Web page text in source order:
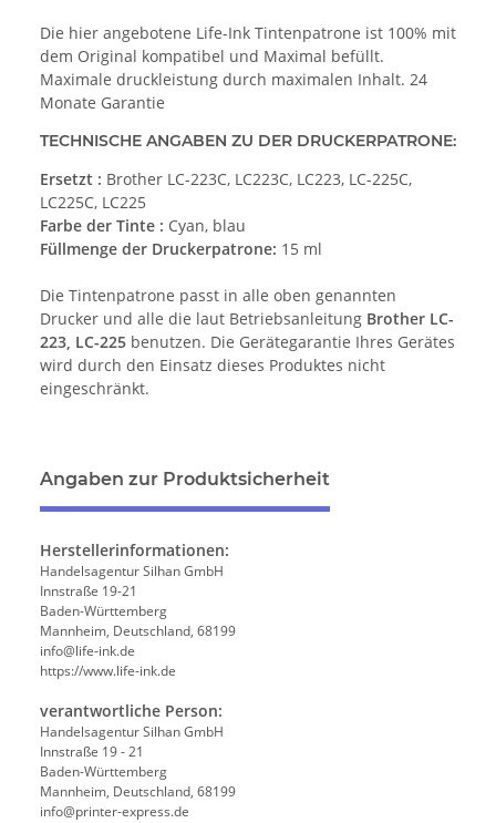
Die hier angebotene Life-Ink Tintenpatrone ist 100% mit
dem Original kompatibel und Maximal befüllt.
Maximale druckleistung durch maximalen Inhalt. 24
Monate Garantie
TECHNISCHE ANGABEN ZU DER DRUCKERPATRONE:
Ersetzt : Brother LC-223C, LC223C, LC223, LC-225C,
LC225C, LC225
Farbe der Tinte : Cyan, blau
Füllmenge der Druckerpatrone: 15 ml
Die Tintenpatrone passt in alle oben genannten
Drucker und alle die laut Betriebsanleitung Brother LC-
223, LC-225 benutzen. Die Gerätegarantie Ihres Gerätes
wird durch den Einsatz dieses Produktes nicht
eingeschränkt.
Angaben zur Produktsicherheit
Herstellerinformationen:
Handelsagentur Silhan GmbH
Innstraße 19-21
Baden-Württemberg
Mannheim, Deutschland, 68199
info@life-ink.de
https://www.life-ink.de
verantwortliche Person:
Handelsagentur Silhan GmbH
Innstraße 19 - 21
Baden-Württemberg
Mannheim, Deutschland, 68199
info@printer-express.de